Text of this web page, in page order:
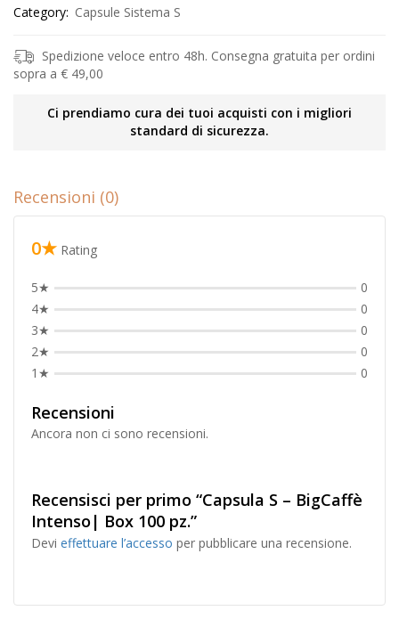
Category: Capsule Sistema S
Spedizione veloce entro 48h. Consegna gratuita per ordini
sopra a € 49,00
Ci prendiamo cura dei tuoi acquisti con i migliori
standard di sicurezza.
Recensioni (0)
0★ Rating
5★
0
4★
0
3★
0
2★
0
1★
0
Recensioni
Ancora non ci sono recensioni.
Recensisci per primo “Capsula S – BigCaffè
Intenso| Box 100 pz.”
Devi effettuare l’accesso per pubblicare una recensione.